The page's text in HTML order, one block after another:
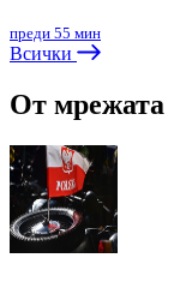
преди 55 мин
Всички
От мрежата